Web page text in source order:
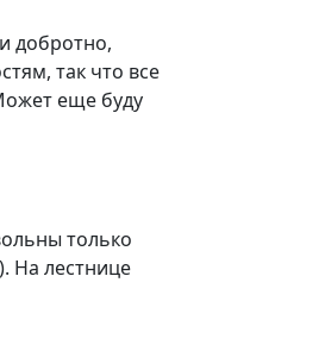
добротно,
так что все
еще буду
только
На лестнице